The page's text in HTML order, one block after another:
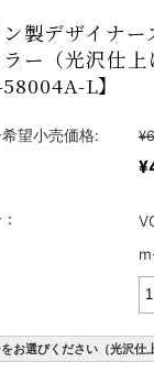
製デザイナ
ー（光沢仕
L】
希望小売価格:
お選びください（光沢仕